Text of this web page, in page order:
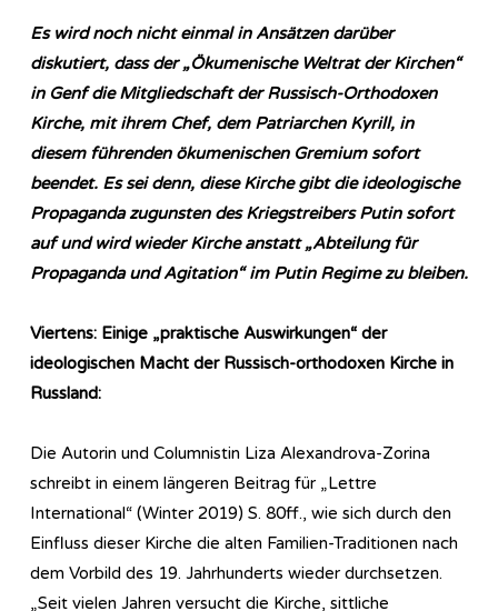
Es wird noch nicht einmal in Ansätzen darüber
diskutiert, dass der „Ökumenische Weltrat der Kirchen“
in Genf die Mitgliedschaft der Russisch-Orthodoxen
Kirche, mit ihrem Chef, dem Patriarchen Kyrill, in
diesem führenden ökumenischen Gremium sofort
beendet. Es sei denn, diese Kirche gibt die ideologische
Propaganda zugunsten des Kriegstreibers Putin sofort
auf und wird wieder Kirche anstatt „Abteilung für
Propaganda und Agitation“ im Putin Regime zu bleiben.
Viertens: Einige „praktische Auswirkungen“ der
ideologischen Macht der Russisch-orthodoxen Kirche in
Russland:
Die Autorin und Columnistin Liza Alexandrova-Zorina
schreibt in einem längeren Beitrag für „Lettre
International“ (Winter 2019) S. 80ff., wie sich durch den
Einfluss dieser Kirche die alten Familien-Traditionen nach
dem Vorbild des 19. Jahrhunderts wieder durchsetzen.
„Seit vielen Jahren versucht die Kirche, sittliche